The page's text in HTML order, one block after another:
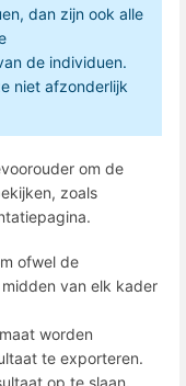
dan zijn ook alle
de individuen.
niet afzonderlijk
om de
zoals
ofwel de
van elk kader
worden
te exporteren.
op te slaan.